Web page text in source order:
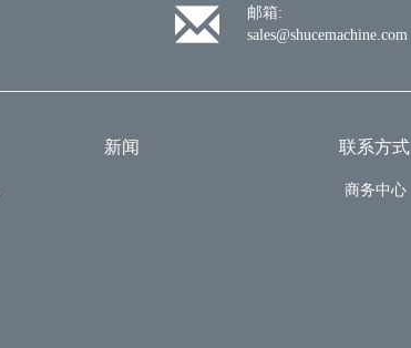
邮箱:
sales@shucemachine.com
新闻 联系方式
商务中心